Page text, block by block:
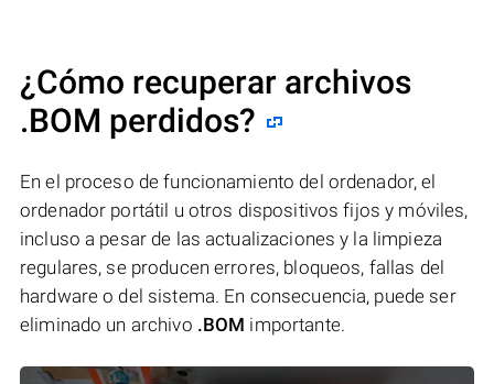
¿Cómo recuperar archivos
.BOM perdidos?
En el proceso de funcionamiento del ordenador, el
ordenador portátil u otros dispositivos fijos y móviles,
incluso a pesar de las actualizaciones y la limpieza
regulares, se producen errores, bloqueos, fallas del
hardware o del sistema. En consecuencia, puede ser
eliminado un archivo .BOM importante.